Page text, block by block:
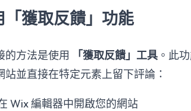
「獲取反饋」功能
的方法是使用 「獲取反饋」工具 。此
站並直接在特定元素上留下評論：
Wix 編輯器中開啟您的網站